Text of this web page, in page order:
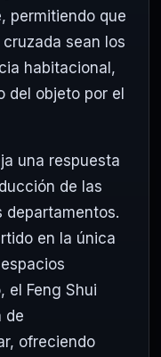
permitiendo que
sean los
habitacional,
del objeto por el
una respuesta
de las
departamentos.
en la única
el Feng Shui
de
ofreciendo